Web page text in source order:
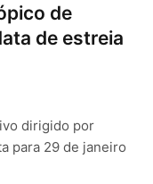
de
de estreia
dirigido por
para 29 de janeiro